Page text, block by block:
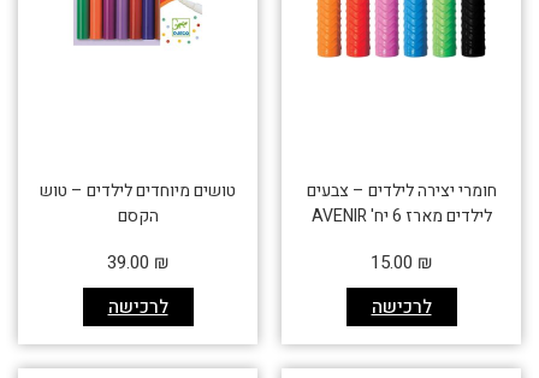
חומרי יצירה לילדים – צבעים
לילדים מארז 6 יח' AVENIR
לרכישה
15.00 ₪
טושים מיוחדים לילדים – טוש
הקסם
לרכישה
39.00 ₪